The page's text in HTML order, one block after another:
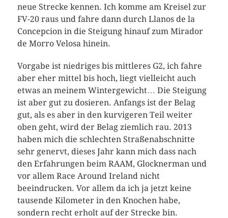
neue Strecke kennen. Ich komme am Kreisel zur
FV-20 raus und fahre dann durch Llanos de la
Concepcion in die Steigung hinauf zum Mirador
de Morro Velosa hinein.
Vorgabe ist niedriges bis mittleres G2, ich fahre
aber eher mittel bis hoch, liegt vielleicht auch
etwas an meinem Wintergewicht… Die Steigung
ist aber gut zu dosieren. Anfangs ist der Belag
gut, als es aber in den kurvigeren Teil weiter
oben geht, wird der Belag ziemlich rau. 2013
haben mich die schlechten Straßenabschnitte
sehr genervt, dieses Jahr kann mich dass nach
den Erfahrungen beim RAAM, Glocknerman und
vor allem Race Around Ireland nicht
beeindrucken. Vor allem da ich ja jetzt keine
tausende Kilometer in den Knochen habe,
sondern recht erholt auf der Strecke bin.